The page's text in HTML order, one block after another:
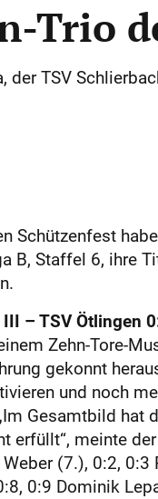
Trio
der TSV
Schützenfest
B, Staffel 6, ihre
– TSV Ötlingen
Zehn-Tore-
gekonnt
und noch
Gesamtbild hat
erfüllt“, meinte
(7.), 0:2,
0:9 Dominik